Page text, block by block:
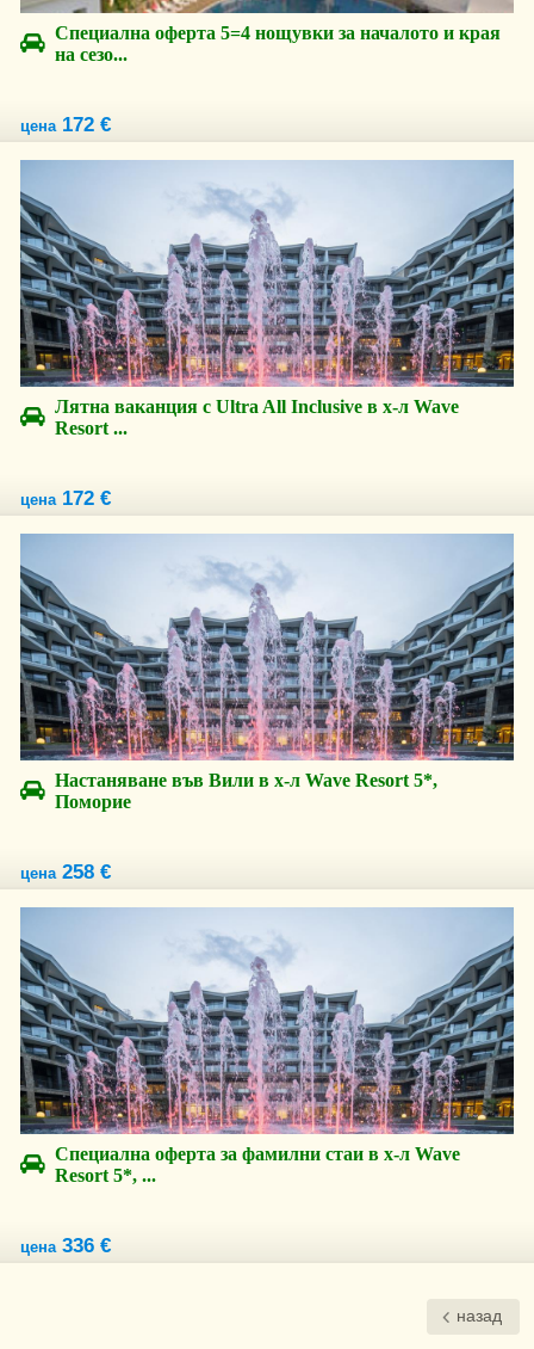
Специална оферта 5=4 нощувки за началото и края
на сезо...
цена172 €
Лятна ваканция с Ultra All Inclusive в х-л Wave
Resort ...
цена172 €
Настаняване във Вили в х-л Wave Resort 5*,
Поморие
цена258 €
Специална оферта за фамилни стаи в х-л Wave
Resort 5*, ...
цена336 €
назад